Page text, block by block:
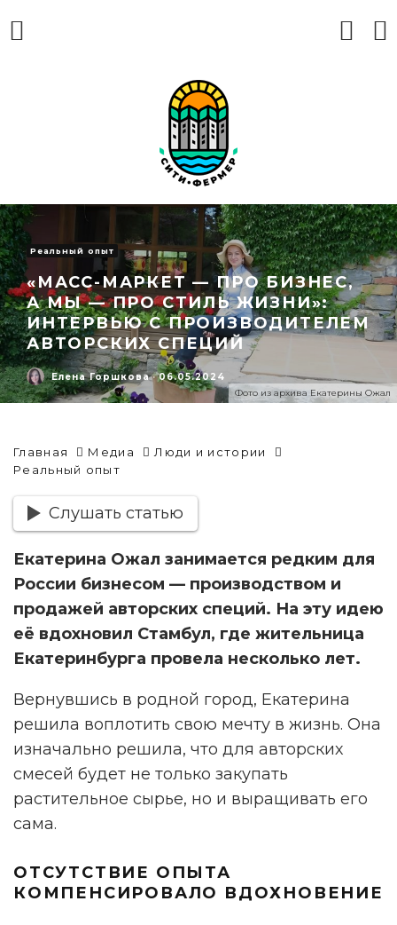
Фото из архива Екатерины Ожал
Реальный опыт
«МАСС-МАРКЕТ — ПРО БИЗНЕС,
А МЫ — ПРО СТИЛЬ ЖИЗНИ»:
ИНТЕРВЬЮ С ПРОИЗВОДИТЕЛЕМ
АВТОРСКИХ СПЕЦИЙ
Елена Горшкова · 06.05.2024
Главная Медиа
Люди и истории
Реальный опыт
Слушать статью
Екатерина Ожал занимается редким для
России бизнесом — производством и
продажей авторских специй. На эту идею
её вдохновил Стамбул, где жительница
Екатеринбурга провела несколько лет.
Вернувшись в родной город, Екатерина
решила воплотить свою мечту в жизнь. Она
изначально решила, что для авторских
смесей будет не только закупать
растительное сырье, но и выращивать его
сама.
ОТСУТСТВИЕ ОПЫТА
КОМПЕНСИРОВАЛО ВДОХНОВЕНИЕ